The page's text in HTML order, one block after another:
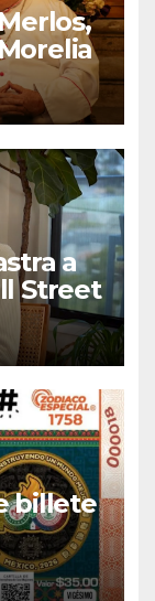
a
Street
billete